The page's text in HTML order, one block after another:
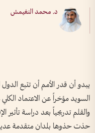
د. محمد النغيمش
يبدو أن قدر الأمم أن تتبع
السويد مؤخراً عن الاعتماد الكلي
والقلم تدريجياً بعد دراسة تأثير
حذت حذوها بلدان متقدمة